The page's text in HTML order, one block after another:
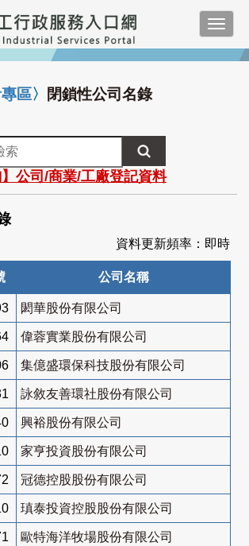
區〉 閉鎖性公司名錄
】公司/商業/工廠登記資料
資料更新頻率：即時
公司名稱
閎華股份有限公司
偉蓉實業股份有限公司
集億盛環保科技股份有限公司
詠敘友善環社股份有限公司
興裕股份有限公司
家亨投資股份有限公司
冠德控股股份有限公司
瑱泰投資控股股份有限公司
歐特海洋牧場股份有限公司